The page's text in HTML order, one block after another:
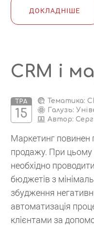
ДОКЛАДНІШЕ
CRM і
ТРА
15
Тематика:
Галузь:
Автор:
Маркетинг повинен
продажу. При цьому
необхідно
бюджетів з
збудження
автоматизація
клієнтами за